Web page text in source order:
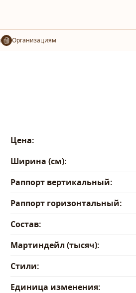
Организациям
Цена:
Ширина (см):
Раппорт вертикальный:
Раппорт горизонтальный:
Состав:
Мартиндейл (тысяч):
Стили:
Единица изменения: